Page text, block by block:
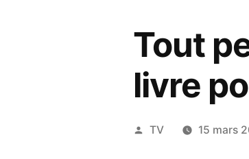
Tout
livre
Publié
TV 15 mars